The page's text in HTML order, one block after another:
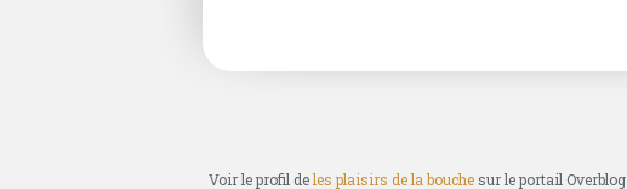
Voir le profil deles plaisirs de la bouchesur le portail Overblog